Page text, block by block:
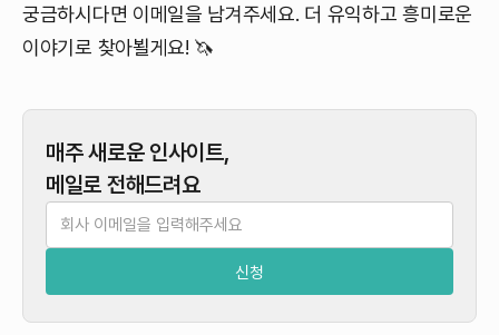
궁금하시다면 이메일을 남겨주세요. 더 유익하고 흥미로운
이야기로 찾아뵐게요! 🦄
매주 새로운 인사이트,
메일로 전해드려요